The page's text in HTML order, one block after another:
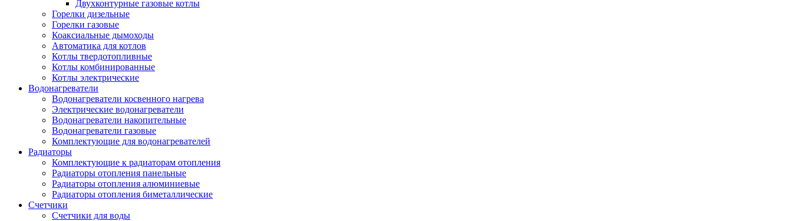
Двухконтурные газовые котлы
Горелки дизельные
Горелки газовые
Коаксиальные дымоходы
Автоматика для котлов
Котлы твердотопливные
Котлы комбинированные
Котлы электрические
Водонагреватели
Водонагреватели косвенного нагрева
Электрические водонагреватели
Водонагреватели накопительные
Водонагреватели газовые
Комплектующие для водонагревателей
Радиаторы
Комплектующие к радиаторам отопления
Радиаторы отопления панельные
Радиаторы отопления алюминиевые
Радиаторы отопления биметаллические
Cчетчики
Счетчики для воды